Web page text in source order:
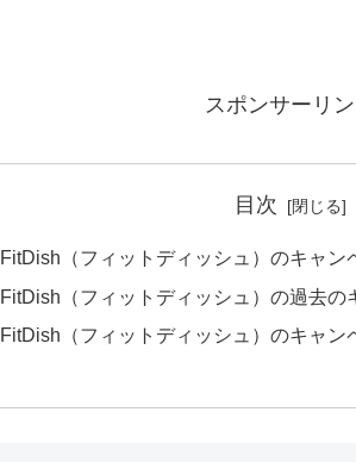
スポンサーリン
目次
FitDish（フィットディッシュ）のキャン
FitDish（フィットディッシュ）の過去の
FitDish（フィットディッシュ）のキャン